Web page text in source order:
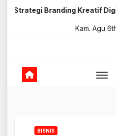
Skip
Branding Kreatif Digital Online
Kam. Agu
BISNIS